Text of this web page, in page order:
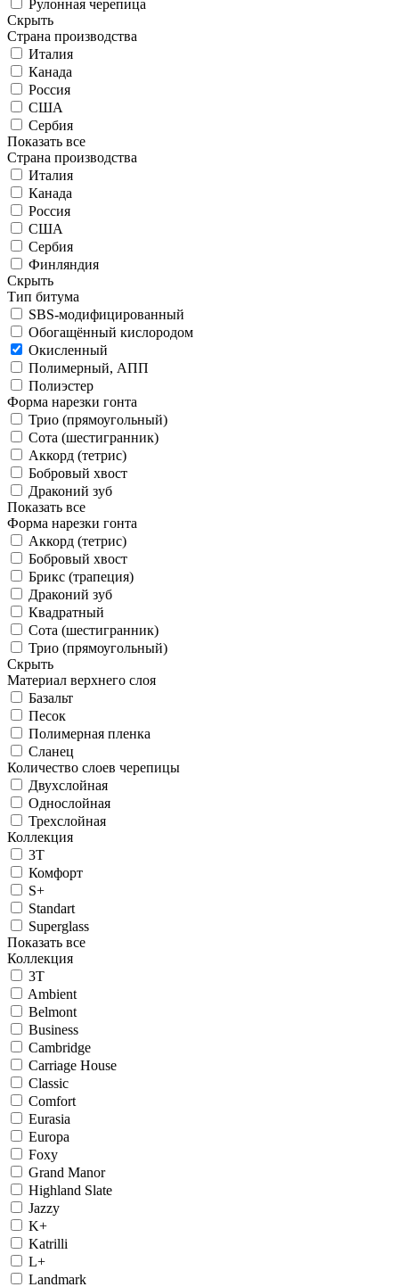
Рулонная черепица
Скрыть
Страна производства
Италия
Канада
Россия
США
Сербия
Показать все
Страна производства
Италия
Канада
Россия
США
Сербия
Финляндия
Скрыть
Тип битума
SBS-модифицированный
Обогащённый кислородом
Окисленный
Полимерный, АПП
Полиэстер
Форма нарезки гонта
Трио (прямоугольный)
Сота (шестигранник)
Аккорд (тетрис)
Бобровый хвост
Драконий зуб
Показать все
Форма нарезки гонта
Аккорд (тетрис)
Бобровый хвост
Брикс (трапеция)
Драконий зуб
Квадратный
Сота (шестигранник)
Трио (прямоугольный)
Скрыть
Материал верхнего слоя
Базальт
Песок
Полимерная пленка
Сланец
Количество слоев черепицы
Двухслойная
Однослойная
Трехслойная
Коллекция
3T
Комфорт
S+
Standart
Superglass
Показать все
Коллекция
3T
Ambient
Belmont
Business
Cambridge
Carriage House
Classic
Comfort
Eurasia
Europa
Foxy
Grand Manor
Highland Slate
Jazzy
K+
Katrilli
L+
Landmark